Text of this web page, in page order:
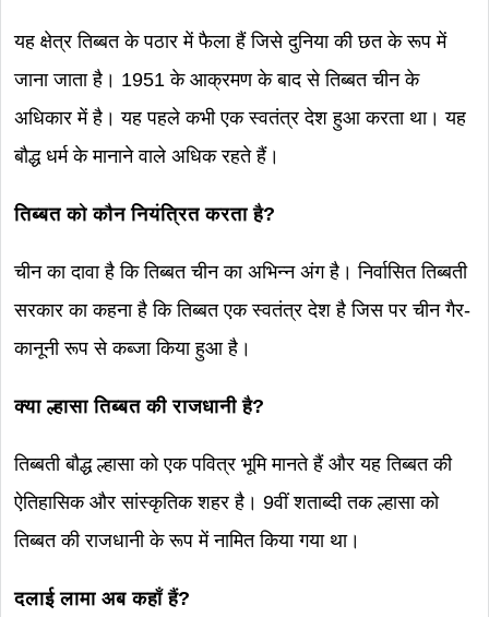
यह क्षेत्र तिब्बत के पठार में फैला हैं जिसे दुनिया की छत के रूप में
जाना जाता है। 1951 के आक्रमण के बाद से तिब्बत चीन के
अधिकार में है। यह पहले कभी एक स्वतंत्र देश हुआ करता था। यह
बौद्ध धर्म के मानाने वाले अधिक रहते हैं।
तिब्बत को कौन नियंत्रित करता है?
चीन का दावा है कि तिब्बत चीन का अभिन्न अंग है। निर्वासित तिब्बती
सरकार का कहना है कि तिब्बत एक स्वतंत्र देश है जिस पर चीन गैर-
कानूनी रूप से कब्जा किया हुआ है।
क्या ल्हासा तिब्बत की राजधानी है?
तिब्बती बौद्ध ल्हासा को एक पवित्र भूमि मानते हैं और यह तिब्बत की
ऐतिहासिक और सांस्कृतिक शहर है। 9वीं शताब्दी तक ल्हासा को
तिब्बत की राजधानी के रूप में नामित किया गया था।
दलाई लामा अब कहाँ हैं?